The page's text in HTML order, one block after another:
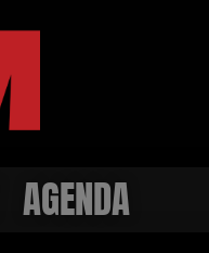
AGENDA